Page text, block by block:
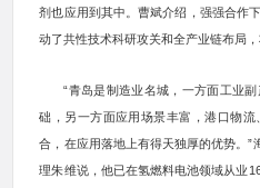
剂也应用到其中。曹斌介绍，强强合作
动了共性技术科研攻关和全产业链布局
“青岛是制造业名城，一方面工业
础，另一方面应用场景丰富，港口物
合，在应用落地上有得天独厚的优势。
理朱维说，他已在氢燃料电池领域从业